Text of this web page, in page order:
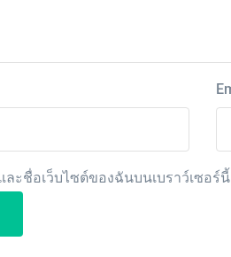
ะชื่อเว็บไซต์ของฉันบนเบราว์เซอร์